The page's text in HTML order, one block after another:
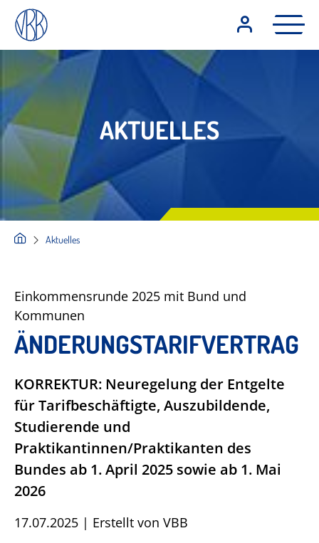
AKTUELLES
Aktuelles
Einkommensrunde 2025 mit Bund und
Kommunen
ÄNDERUNGSTARIFVERTRAG
KORREKTUR: Neuregelung der Entgelte
für Tarifbeschäftigte, Auszubildende,
Studierende und
Praktikantinnen/Praktikanten des
Bundes ab 1. April 2025 sowie ab 1. Mai
2026
17.07.2025 | Erstellt von VBB